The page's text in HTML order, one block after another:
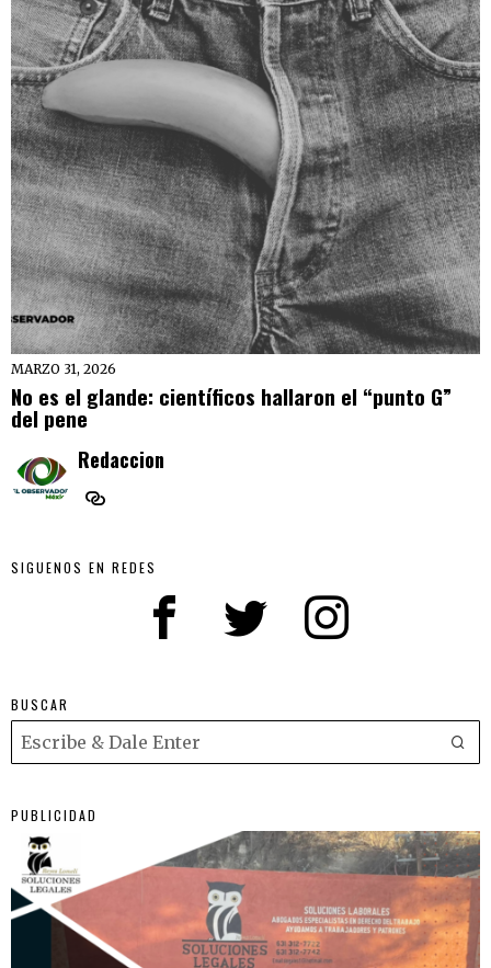
MARZO 31, 2026
No es el glande: científicos hallaron el “punto G”
del pene
Redaccion
SIGUENOS EN REDES
BUSCAR
PUBLICIDAD